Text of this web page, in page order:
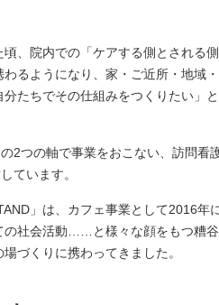
、院内での「ケアする側とされる
るようになり、家・ご近所・地域
分たちでその仕組みをつくりたい」
2つの軸で事業をおこない、訪問看
ています。
」は、カフェ事業として2016年
の社会活動……と様々な顔をもつ糟
づくりに携わってきました。